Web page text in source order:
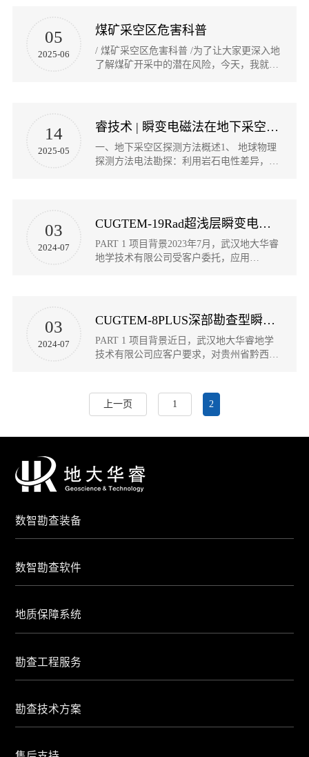
05
2025-06
煤矿采空区危害科普
/ 煤矿采空区危害科普 /为了让大家更深入地
了解煤矿开采中的潜在风险，今天，我就来
14
2025-05
睿技术 | 瞬变电磁法在地下采空区探测中的应用研究
一、地下采空区探测方法概述1、 地球物理
探测方法电法勘探：利用岩石电性差异，通
03
2024-07
CUGTEM-19Rad超浅层瞬变电磁仪在堤坝蚁穴勘察中的应用
PART 1 项目背景2023年7月，武汉地大华睿
地学技术有限公司受客户委托，应用
03
2024-07
CUGTEM-8PLUS深部勘查型瞬变电磁仪在煤矿充水区探测中的应用
PART 1 项目背景近日，武汉地大华睿地学
技术有限公司应客户要求，对贵州省黔西市
田采空区及充水区。PART 2技术方...
上一页
1 2
数智勘查装备
数智勘查软件
地质保障系统
勘查工程服务
勘查技术方案